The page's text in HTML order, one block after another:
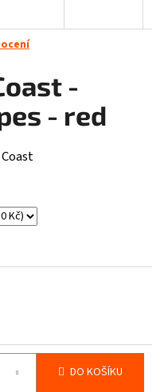
-
- red
DO KOŠÍKU